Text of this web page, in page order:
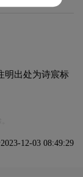
明出处为诗宸标
12-03 08:49:29